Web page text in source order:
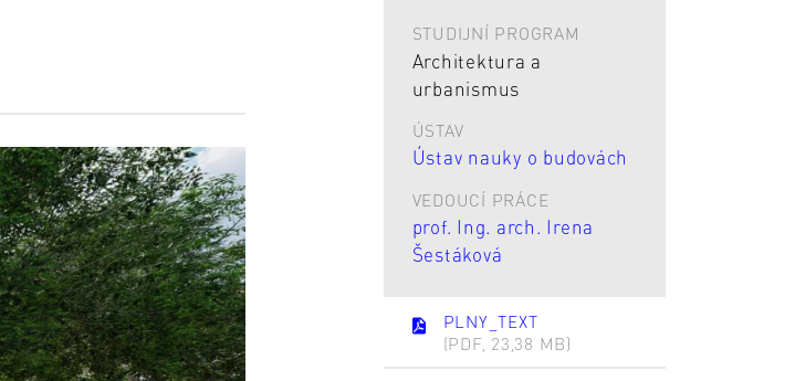
STUDIJNÍ PROGRAM
Architektura a
urbanismus
ÚSTAV
Ústav nauky o budovách
VEDOUCÍ PRÁCE
prof. Ing. arch. Irena
Šestáková
PLNY_TEXT
(PDF, 23,38 MB)